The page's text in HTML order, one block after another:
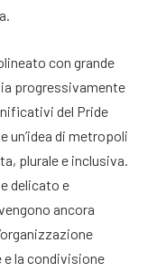
.
con grande
progressivamente
del Pride
un’idea di metropoli
plurale e inclusiva
delicato e
ancora
e la condivisione